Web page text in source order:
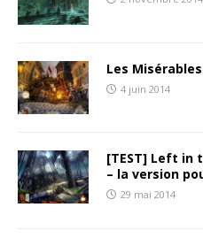
Les
4 juin 2014
[TEST] Left in
– la version
29 mai 2014